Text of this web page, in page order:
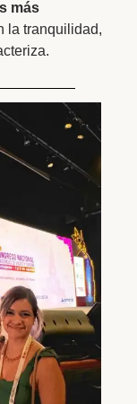
más
la tranquilidad,